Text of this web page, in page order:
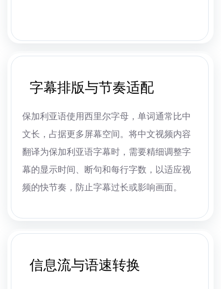
字幕排版与节奏适配
保加利亚语使用西里尔字母，单词通常比中
文长，占据更多屏幕空间。将中文视频内容
翻译为保加利亚语字幕时，需要精细调整字
幕的显示时间、断句和每行字数，以适应视
频的快节奏，防止字幕过长或影响画面。
信息流与语速转换